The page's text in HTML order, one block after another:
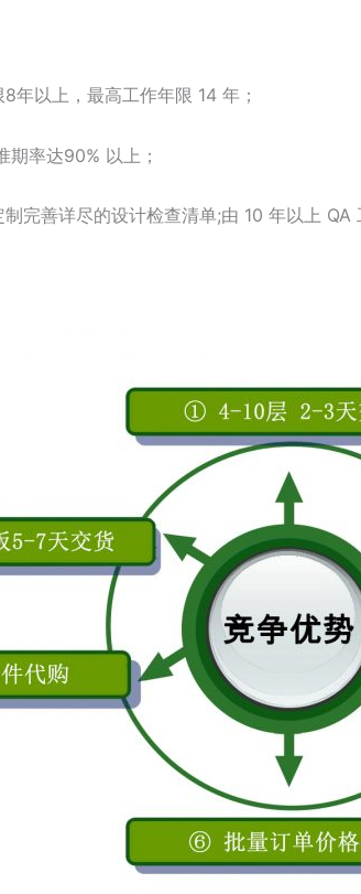
年以上，最高工作年限 14 年；
率达90% 以上；
完善详尽的设计检查清单;由 10 年以上 QA